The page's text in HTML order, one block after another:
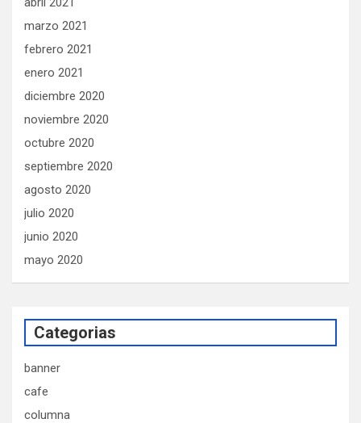
marzo 2021
febrero 2021
enero 2021
diciembre 2020
noviembre 2020
octubre 2020
septiembre 2020
agosto 2020
julio 2020
junio 2020
mayo 2020
Categorias
banner
cafe
columna